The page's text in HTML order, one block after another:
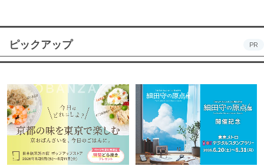
ピックアップ PR